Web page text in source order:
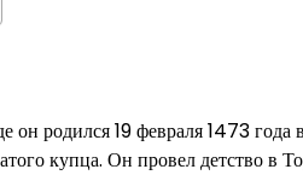
родился 19 февраля 1473 года
купца. Он провел детство в